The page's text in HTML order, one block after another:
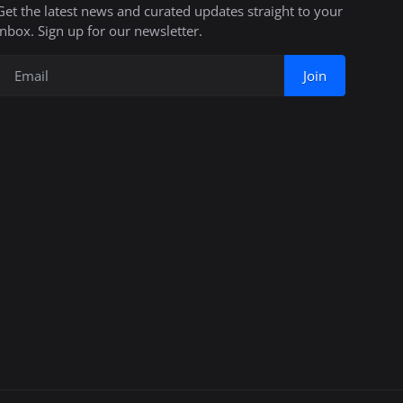
the latest news and curated updates straight to your
Sign up for our newsletter.
Join